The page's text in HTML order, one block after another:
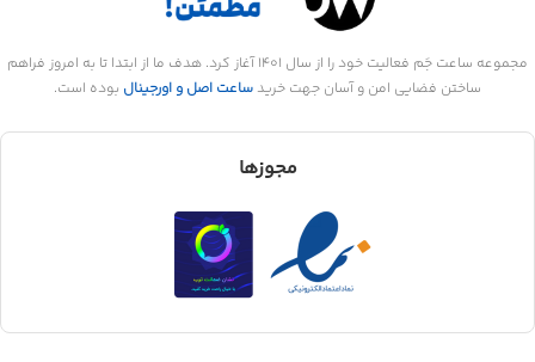
مجموعه ساعت جَم فعالیت خود را از سال 1401 آغاز کرد. هدف ما از ابتدا تا به امروز فراهم
ساختن فضایی امن و آسان جهت خرید ساعت اصل و اورجینال بوده است.
مجوزها